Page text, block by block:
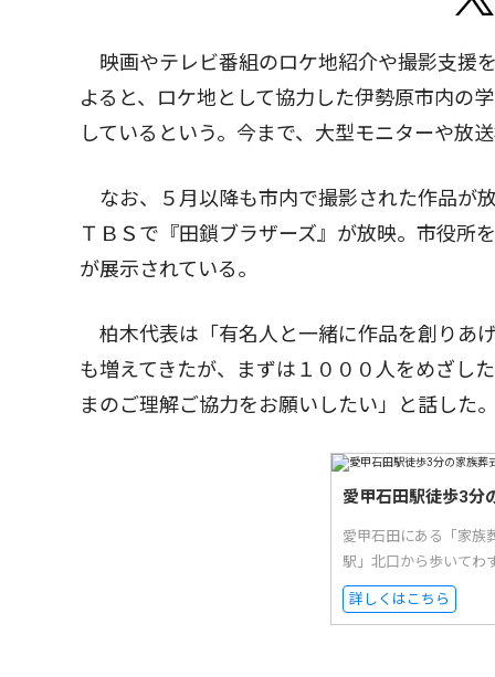
映画やテレビ番組のロケ地紹介や撮影支援
よると、ロケ地として協力した伊勢原市内の
しているという。今まで、大型モニターや放
なお、５月以降も市内で撮影された作品が
ＴＢＳで『田鎖ブラザーズ』が放映。市役所
が展示されている。
柏木代表は「有名人と一緒に作品を創りあ
も増えてきたが、まずは１０００人をめざし
まのご理解ご協力をお願いしたい」と話した
愛甲石田駅徒歩3分
愛甲石田にある「家族
駅」北口から歩いてわ
詳しくはこちら